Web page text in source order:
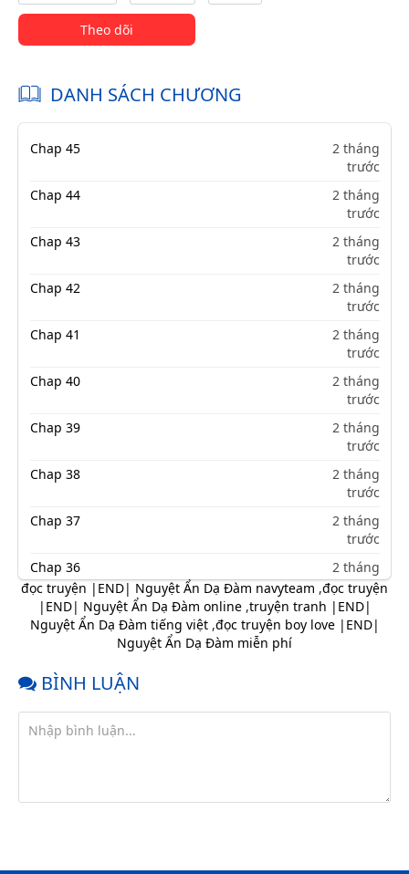
Theo dõi
DANH SÁCH CHƯƠNG
Chap 45
2 tháng
trước
Chap 44
2 tháng
trước
Chap 43
2 tháng
trước
Chap 42
2 tháng
trước
Chap 41
2 tháng
trước
Chap 40
2 tháng
trước
Chap 39
2 tháng
trước
Chap 38
2 tháng
trước
Chap 37
2 tháng
trước
Chap 36
2 tháng
trước
Chap 35
2 tháng
trước
Chap 31
2 tháng
đọc truyện |END| Nguyệt Ẩn Dạ Đàm navyteam ,đọc truyện
|END| Nguyệt Ẩn Dạ Đàm online,truyện tranh |END|
Nguyệt Ẩn Dạ Đàm tiếng việt,đọc truyện boy love |END|
Nguyệt Ẩn Dạ Đàm miễn phí
BÌNH LUẬN